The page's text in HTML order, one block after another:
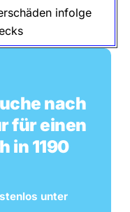
infolge
nach
für einen
in 1190
unter